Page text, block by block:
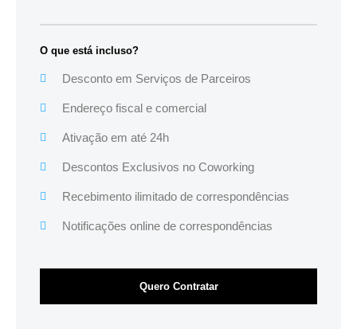
O que está incluso?
Desconto em Serviços de Parceiros
Endereço fiscal e comercial
Ativação em até 24h
Descontos Exclusivos no Coworking
Recebimento ilimitado de correspondências
Notificações online de correspondências
Quero Contratar